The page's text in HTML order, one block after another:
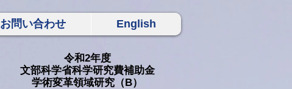
お問い合わせ English
令和2年度
文部科学省科学研究費補助金
学術変革領域研究（B）